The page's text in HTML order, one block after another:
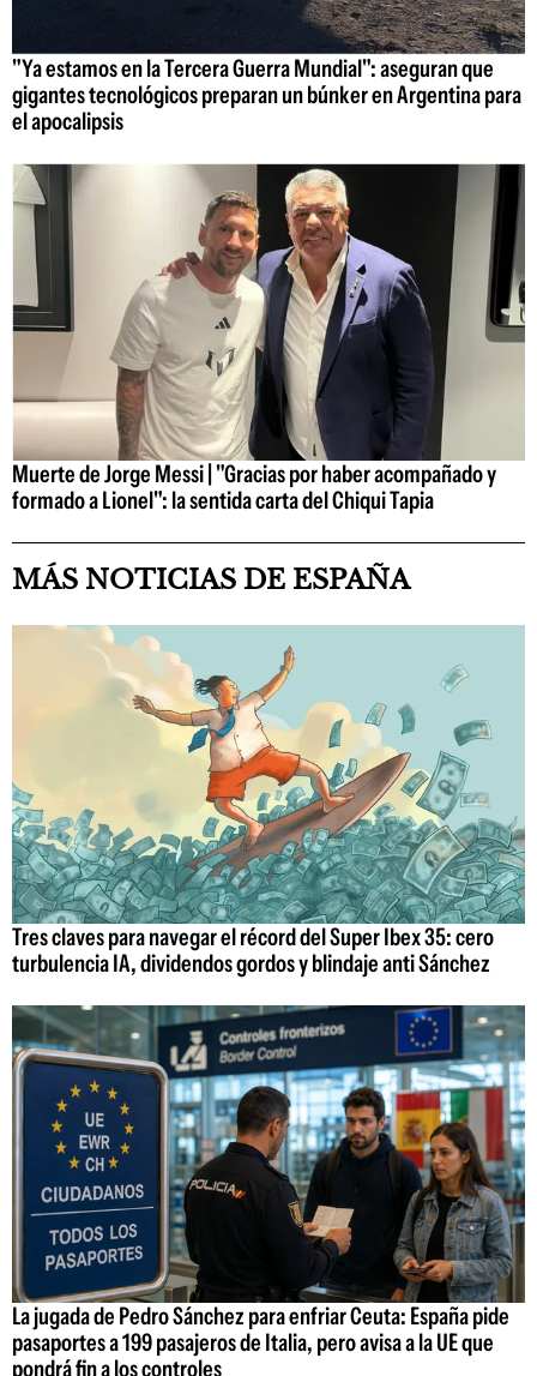
"Ya estamos en la Tercera Guerra Mundial": aseguran que
gigantes tecnológicos preparan un búnker en Argentina para
el apocalipsis
Muerte de Jorge Messi | "Gracias por haber acompañado y
formado a Lionel": la sentida carta del Chiqui Tapia
MÁS NOTICIAS DE ESPAÑA
Tres claves para navegar el récord del Super Ibex 35: cero
turbulencia IA, dividendos gordos y blindaje anti Sánchez
La jugada de Pedro Sánchez para enfriar Ceuta: España pide
pasaportes a 199 pasajeros de Italia, pero avisa a la UE que
pondrá fin a los controles